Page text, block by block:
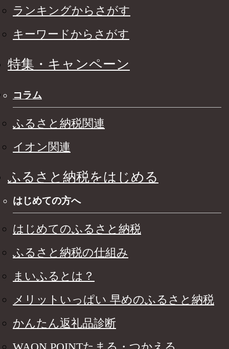
ランキングからさがす
キーワードからさがす
特集・キャンペーン
コラム
ふるさと納税関連
イオン関連
ふるさと納税をはじめる
はじめての方へ
はじめてのふるさと納税
ふるさと納税の仕組み
まいふるとは？
メリットいっぱい 早めのふるさと納税
かんたん返礼品診断